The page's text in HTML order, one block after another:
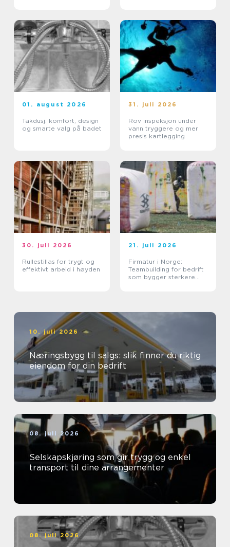
01. august 2026
Takdusj: komfort, design
og smarte valg på badet
31. juli 2026
Rov inspeksjon under
vann tryggere og mer
presis kartlegging
30. juli 2026
Rullestillas for trygt og
effektivt arbeid i høyden
21. juli 2026
Firmatur i Norge:
Teambuilding for bedrift
som bygger sterkere
10. juli 2026
Næringsbygg til salgs: slik finner du riktig
eiendom for din bedrift
08. juli 2026
Selskapskjøring som gir trygg og enkel
transport til dine arrangementer
08. juli 2026